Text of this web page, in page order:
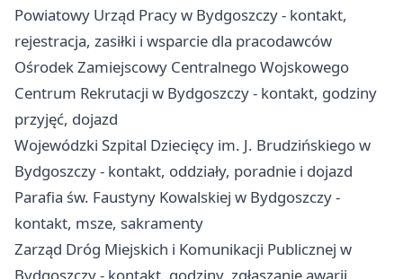
Powiatowy Urząd Pracy w Bydgoszczy - kontakt,
rejestracja, zasiłki i wsparcie dla pracodawców
Ośrodek Zamiejscowy Centralnego Wojskowego
Centrum Rekrutacji w Bydgoszczy - kontakt, godziny
przyjęć, dojazd
Wojewódzki Szpital Dziecięcy im. J. Brudzińskiego w
Bydgoszczy - kontakt, oddziały, poradnie i dojazd
Parafia św. Faustyny Kowalskiej w Bydgoszczy -
kontakt, msze, sakramenty
Zarząd Dróg Miejskich i Komunikacji Publicznej w
Bydgoszczy - kontakt, godziny, zgłaszanie awarii,